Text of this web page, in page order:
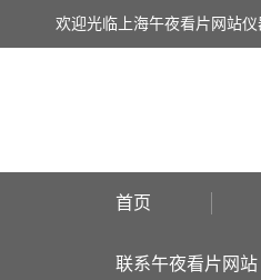
欢迎光临上海午夜看片网站
首页
联系午夜看片网站